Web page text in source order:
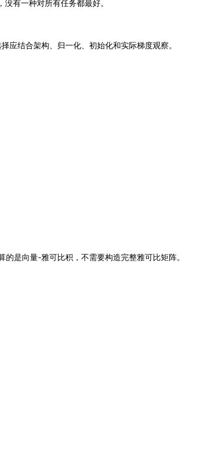
有一种对所有任务都最好。
应结合架构、归一化、初始化和实际梯度观察。
的是向量-雅可比积，不需要构造完整雅可比矩阵。